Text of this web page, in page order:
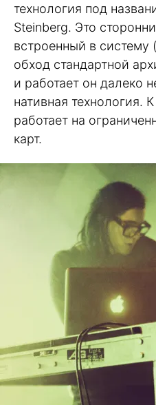
технология под
Steinberg. Это
встроенный в систему
обход стандартной
и работает он далеко
нативная технология.
работает на
карт.